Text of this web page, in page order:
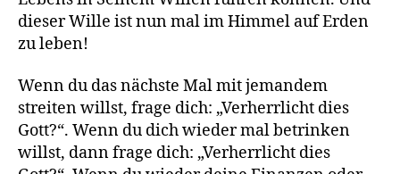
dieser Wille ist nun mal im Himmel auf Erden
zu leben!
Wenn du das nächste Mal mit jemandem
streiten willst, frage dich: „Verherrlicht dies
Gott?“. Wenn du dich wieder mal betrinken
willst, dann frage dich: „Verherrlicht dies